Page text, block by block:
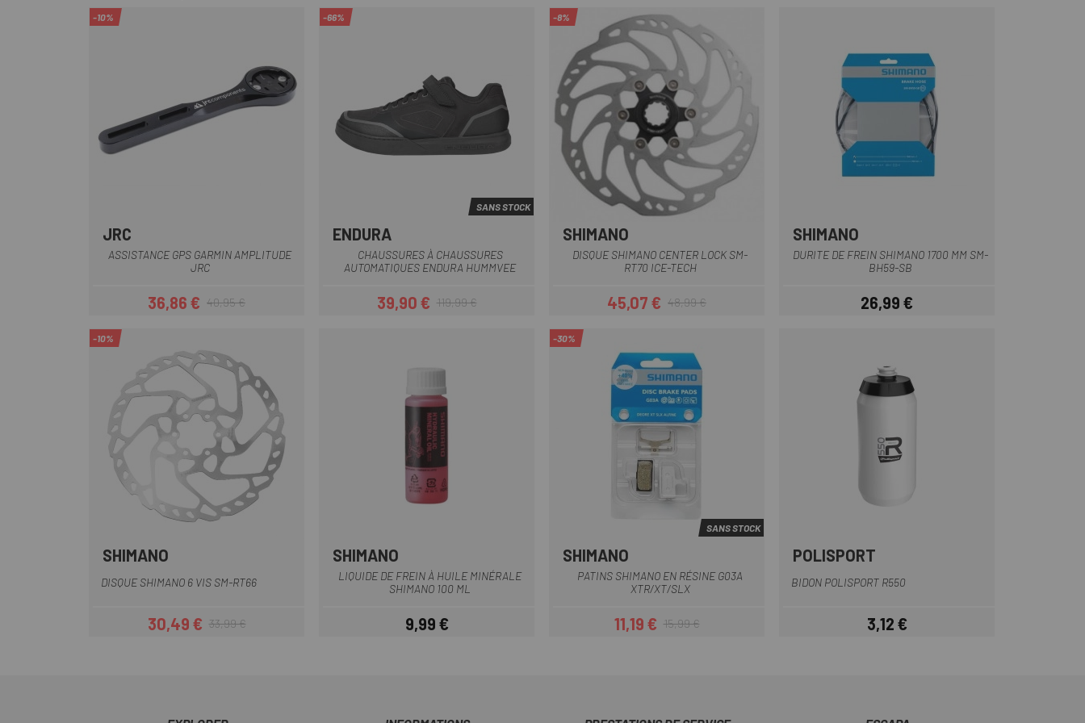
-10%
JRC
ASSISTANCE GPS GARMIN AMPLITUDE
JRC
Prix
36,86 €Prix habituel
40,95 €
-66%
SANS STOCK
ENDURA
CHAUSSURES À CHAUSSURES
AUTOMATIQUES ENDURA HUMMVEE
Prix
39,90 €Prix habituel
119,99 €
-8%
SHIMANO
DISQUE SHIMANO CENTER LOCK SM-
RT70 ICE-TECH
Prix
45,07 €Prix habituel
48,99 €
SHIMANO
DURITE DE FREIN SHIMANO 1700 MM SM-
BH59-SB
Prix
26,99 €
-10%
SHIMANO
DISQUE SHIMANO 6 VIS SM-RT66
Prix
30,49 €Prix habituel
33,99 €
SHIMANO
LIQUIDE DE FREIN À HUILE MINÉRALE
SHIMANO 100 ML
Prix
9,99 €
-30%
SANS STOCK
SHIMANO
PATINS SHIMANO EN RÉSINE G03A
XTR/XT/SLX
Prix
11,19 €Prix habituel
15,99 €
POLISPORT
BIDON POLISPORT R550
Prix
3,12 €